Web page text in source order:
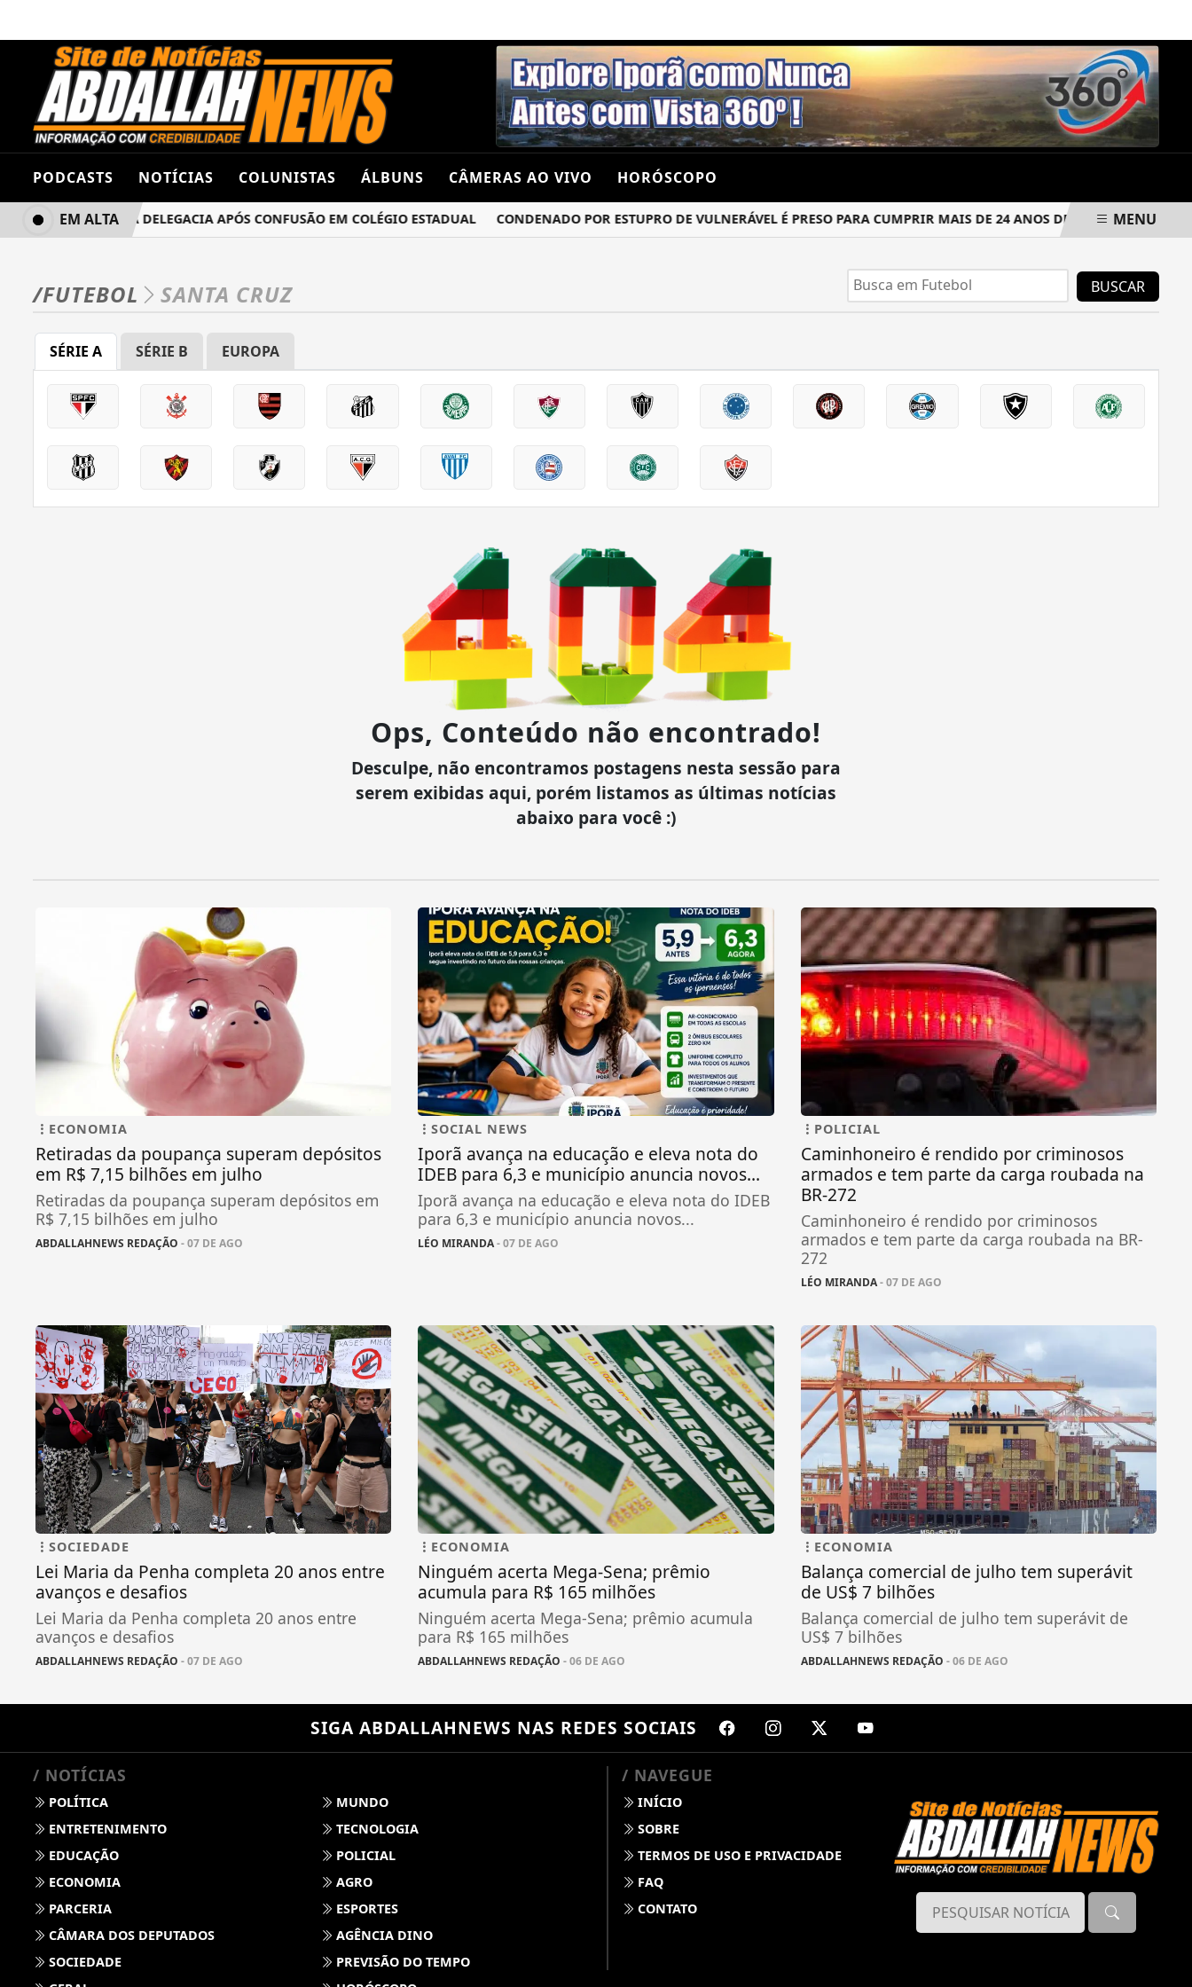
PODCASTS NOTÍCIAS COLUNISTAS ÁLBUNS CÂMERAS AO VIVO HORÓSCOPO
TERMINA NA DELEGACIA APÓS CONFUSÃO EM COLÉGIO ESTADUAL CONDENADO POR ESTUPRO DE VULNERÁVEL É PRESO PARA CUMPRIR MAIS DE 24 ANOS DE PRISÃO
EM ALTA MENU
/FUTEBOL SANTA CRUZ BUSCAR
SÉRIE A SÉRIE B EUROPA
Ops, Conteúdo não encontrado!
Desculpe, não encontramos postagens nesta sessão para
serem exibidas aqui, porém listamos as últimas notícias
abaixo para você :)
ECONOMIA
Retiradas da poupança superam depósitos
em R$ 7,15 bilhões em julho
Retiradas da poupança superam depósitos em
R$ 7,15 bilhões em julho
ABDALLAHNEWS REDAÇÃO - 07 DE AGO
SOCIAL NEWS
Iporã avança na educação e eleva nota do
IDEB para 6,3 e município anuncia novos...
Iporã avança na educação e eleva nota do IDEB
para 6,3 e município anuncia novos...
LÉO MIRANDA- 07 DE AGO
POLICIAL
Caminhoneiro é rendido por criminosos
armados e tem parte da carga roubada na
BR-272
Caminhoneiro é rendido por criminosos
armados e tem parte da carga roubada na BR-
272
LÉO MIRANDA- 07 DE AGO
SOCIEDADE
Lei Maria da Penha completa 20 anos entre
avanços e desafios
Lei Maria da Penha completa 20 anos entre
avanços e desafios
ABDALLAHNEWS REDAÇÃO - 07 DE AGO
ECONOMIA
Ninguém acerta Mega-Sena; prêmio
acumula para R$ 165 milhões
Ninguém acerta Mega-Sena; prêmio acumula
para R$ 165 milhões
ABDALLAHNEWS REDAÇÃO - 06 DE AGO
ECONOMIA
Balança comercial de julho tem superávit
de US$ 7 bilhões
Balança comercial de julho tem superávit de
US$ 7 bilhões
ABDALLAHNEWS REDAÇÃO - 06 DE AGO
SIGA ABDALLAHNEWS NAS REDES SOCIAIS
/ NOTÍCIAS
POLÍTICA
MUNDO
ENTRETENIMENTO
TECNOLOGIA
EDUCAÇÃO
POLICIAL
ECONOMIA
AGRO
PARCERIA
ESPORTES
CÂMARA DOS DEPUTADOS
AGÊNCIA DINO
SOCIEDADE
PREVISÃO DO TEMPO
/ NAVEGUE
INÍCIO
SOBRE
TERMOS DE USO E PRIVACIDADE
FAQ
CONTATO